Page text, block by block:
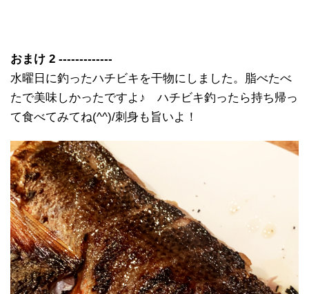
おまけ 2 -------------
水曜日に釣ったハチビキを干物にしました。脂べたべ
たで美味しかったですよ♪ ハチビキ釣ったら持ち帰っ
て食べてみてね(^^)/刺身も旨いよ！